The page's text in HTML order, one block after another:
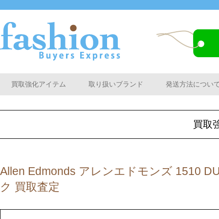
買取強化アイテム 取り扱いブランド 発送方法につい
買取
Allen Edmonds アレンエドモンズ 1510
ク 買取査定